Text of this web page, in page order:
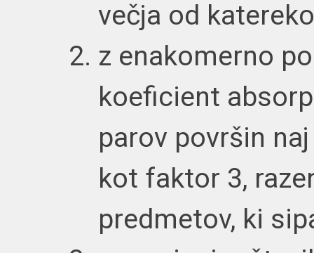
večja od
z enakomerno
koeficient
parov površin
kot faktor 3,
predmetov, ki